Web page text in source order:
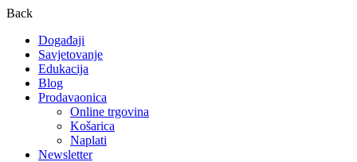
Back
Događaji
Savjetovanje
Edukacija
Blog
Prodavaonica
Online trgovina
Košarica
Naplati
Newsletter